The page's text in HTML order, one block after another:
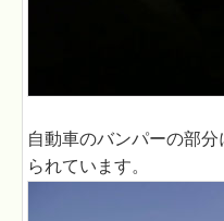
自動車のバンパーの部
られています。